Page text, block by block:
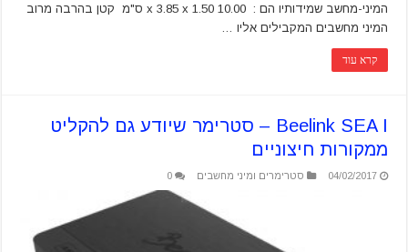
המיני-מחשב שמידותיו הם : 10.00 x 3.85 x 1.50 ס"מ קטן בהרבה מרוב
המיני מחשבים המקבילים אליו …
קרא עוד
Beelink SEA I – סטרימר שיודע גם להקליט
ממקורות חיצוניים
04/02/2017 סטרימרים ומיני מחשבים 0